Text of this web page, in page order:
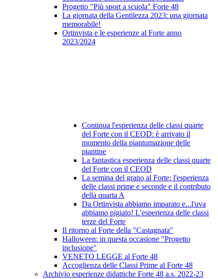
Progetto "Più sport a scuola" Forte 48
La giornata della Gentilezza 2023: una giornata
memorabile!
Ortinvista e le esperienze al Forte anno
2023/2024
Continua l'esperienza delle classi quarte
del Forte con il CEOD: è arrivato il
momento della piantumazione delle
piantine
La fantastica esperienza delle classi quarte
del Forte con il CEOD
La semina del grano al Forte: l'esperienza
delle classi prime e seconde e il contributo
della quarta A
Da Ortinvista abbiamo imparato e...l'uva
abbiamo pigiato! L'esperienza delle classi
terze del Forte
Il ritorno al Forte della "Castagnata"
Halloween: in questa occasione "Progetto
inclusione"
VENETO LEGGE al Forte 48
Accoglienza delle Classi Prime al Forte 48
Archivio esperienze didattiche Forte 48 a.s. 2022-23